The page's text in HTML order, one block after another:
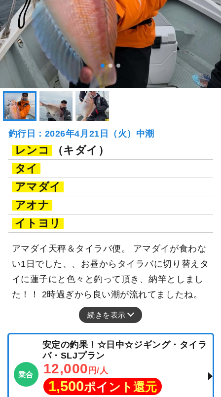
釣行日：2026年4月21日（火）中潮
レンコ
（キダイ）
タイ
アマダイ
アオナ
イトヨリ
アマダイ天秤＆タイラバ便。 アマダイが食わな
い1日でした、、お昼からタイラバに切り替えタ
イに蓮子にと色々と釣って頂き、納竿としまし
た！！ 2時過ぎから良い潮が流れてましたね。
続きを表示
乗合
安定の釣果！☆日中☆ジギング・タイラ
バ・SLJプラン
12,000 円/人
1,500ポイント還元